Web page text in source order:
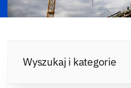
Wyszukaj i kategorie